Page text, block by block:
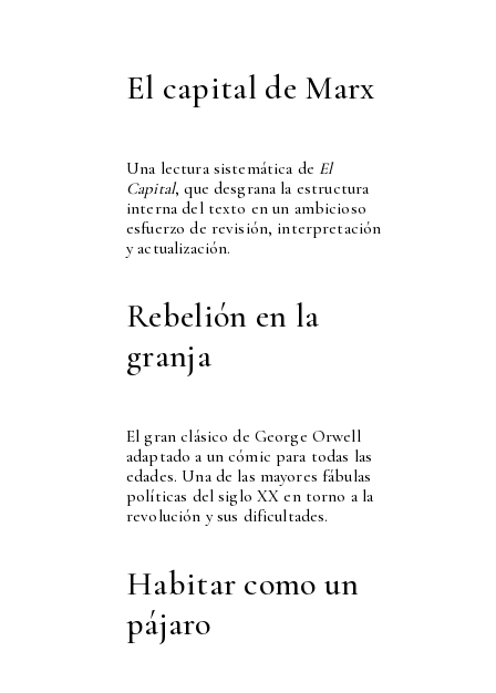
El capital de Marx
Una lectura sistemática de El
Capital, que desgrana la estructura
interna del texto en un ambicioso
esfuerzo de revisión, interpretación
y actualización.
Rebelión en la
granja
El gran clásico de George Orwell
adaptado a un cómic para todas las
edades. Una de las mayores fábulas
políticas del siglo XX en torno a la
revolución y sus dificultades.
Habitar como un
pájaro